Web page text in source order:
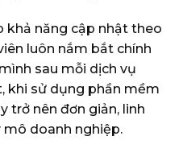
khả năng cập nhật theo
luôn nắm bắt chính
sau mỗi dịch vụ
khi sử dụng phần mềm
trở nên đơn giản, linh
mô doanh nghiệp.